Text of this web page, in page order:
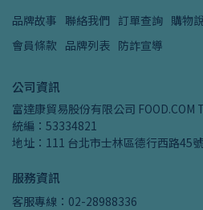
品牌故事 聯絡我們 訂單查詢 購物
會員條款 品牌列表 防詐宣導
公司資訊
富達康貿易股份有限公司 FOOD.COM
統編：53334821
地址：111 台北市士林區德行西路45
服務資訊
客服專線：02-28988336